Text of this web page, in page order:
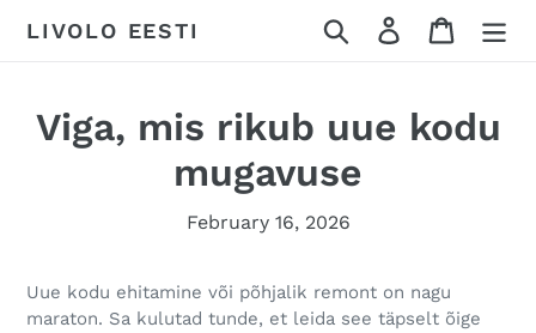
LIVOLO EESTI Otsi Log in
Viga, mis rikub uue kodu
mugavuse
February 16, 2026
Uue kodu ehitamine või põhjalik remont on nagu
maraton. Sa kulutad tunde, et leida see täpselt õige